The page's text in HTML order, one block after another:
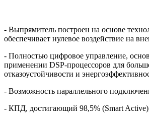
- Выпрямитель построен на основе
обеспечивает нулевое воздействие на
- Полностью цифровое управление,
применении DSP-процессоров для
отказоустойчивости и
- Возможность параллельного
- КПД, достигающий 98,5% (Smart